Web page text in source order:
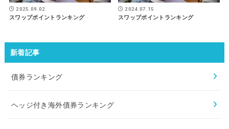
2025.09.02
スワップポイントランキング
2024.07.15
スワップポイントランキング
新着記事
債券ランキング
ヘッジ付き海外債券ランキング